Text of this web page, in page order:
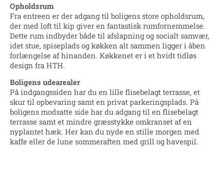
Opholdsrum
Fra entreen er der adgang til boligens store opholdsrum,
der med loft til kip giver en fantastisk rumfornemmelse.
Dette rum indbyder både til afslapning og socialt samvær,
idet stue, spiseplads og køkken alt sammen ligger i åben
forlængelse af hinanden. Køkkenet er i et hvidt tidløs
design fra HTH.
Boligens udearealer
På indgangssiden har du en lille flisebelagt terrasse, et
skur til opbevaring samt en privat parkeringsplads. På
boligens modsatte side har du adgang til en flisebelagt
terrasse samt et mindre græsstykke omkranset af en
nyplantet hæk. Her kan du nyde en stille morgen med
kaffe eller de lune sommeraften med grill og havespil.